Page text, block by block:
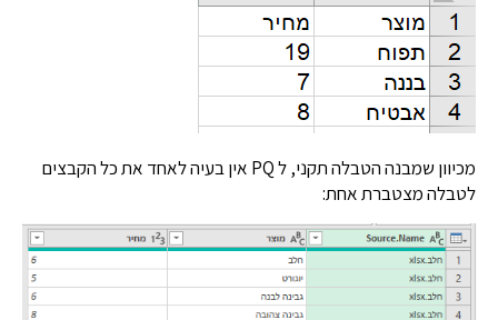
מכיוון שמבנה הטבלה תקני, ל PQ אין בעיה לאחד את כל הקבצים
מצטברת אחת: